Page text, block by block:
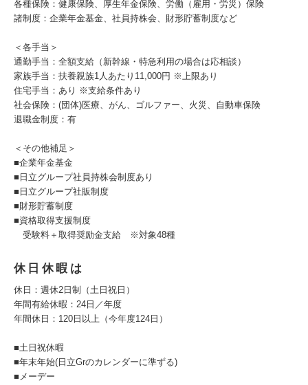
各種保険：健康保険、厚生年金保険、労働（雇用・労災）保険
諸制度：企業年金基金、社員持株会、財形貯蓄制度など
＜各手当＞
通勤手当：全額支給（新幹線・特急利用の場合は応相談）
家族手当：扶養親族1人あたり11,000円 ※上限あり
住宅手当：あり ※支給条件あり
社会保険：(団体)医療、がん、ゴルファー、火災、自動車保険
退職金制度：有
＜その他補足＞
■企業年金基金
■日立グループ社員持株会制度あり
■日立グループ社販制度
■財形貯蓄制度
■資格取得支援制度
受験料＋取得奨励金支給 ※対象48種
休日休暇は
休日：週休2日制（土日祝日）
年間有給休暇：24日／年度
年間休日：120日以上（今年度124日）
■土日祝休暇
■年末年始(日立Grのカレンダーに準ずる)
■メーデー